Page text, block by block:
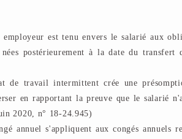
est tenu envers le salarié aux
postérieurement à la date du transfert
de travail intermittent crée une
en rapportant la preuve que le salarié
2020, n° 18-24.945)
annuel s'appliquent aux congés annuels